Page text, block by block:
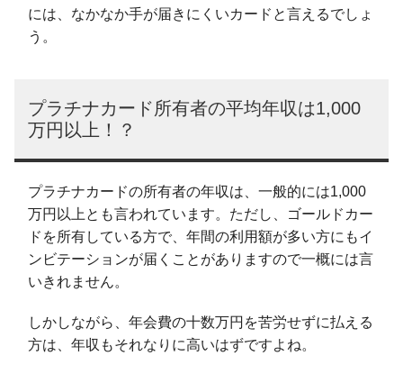
には、なかなか手が届きにくいカードと言えるでしょ
う。
プラチナカード所有者の平均年収は1,000
万円以上！？
プラチナカードの所有者の年収は、一般的には1,000
万円以上とも言われています。ただし、ゴールドカー
ドを所有している方で、年間の利用額が多い方にもイ
ンビテーションが届くことがありますので一概には言
いきれません。
しかしながら、年会費の十数万円を苦労せずに払える
方は、年収もそれなりに高いはずですよね。